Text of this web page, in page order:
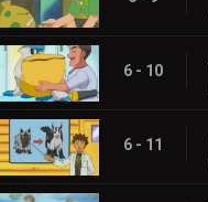
6 - 10
6 - 11